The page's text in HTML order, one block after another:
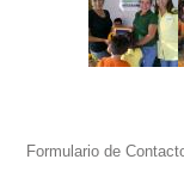
Formulario de